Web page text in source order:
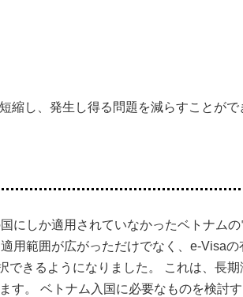
縮し、発生し得る問題を減らすことがで
にしか適用されていなかったベトナム
用範囲が広がっただけでなく、e-Visaの
できるようになりました。 これは、長期
す。 ベトナム入国に必要なものを検討す